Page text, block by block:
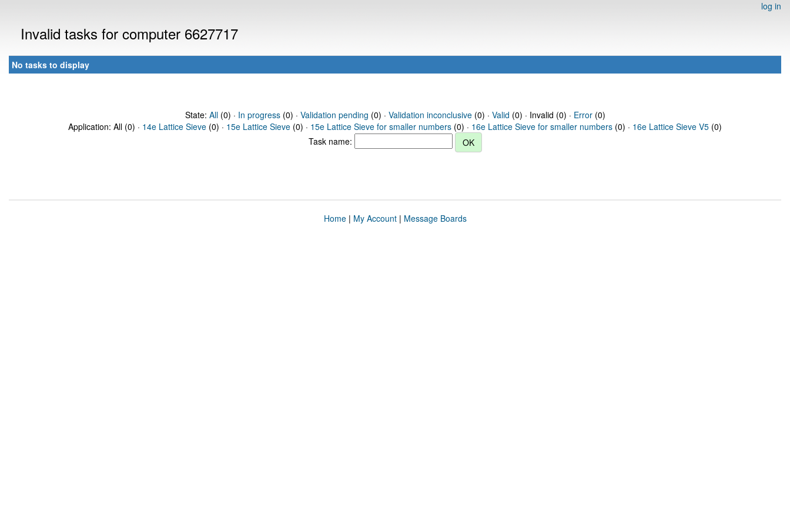
log in
Invalid tasks for computer 6627717
No tasks to display
State: All(0) · In progress(0) · Validation pending (0) · Validation inconclusive(0) · Valid (0) · Invalid (0) · Error(0)
Application: All (0) · 14e Lattice Sieve (0) · 15e Lattice Sieve (0) · 15e Lattice Sieve for smaller numbers (0) · 16e Lattice Sieve for smaller numbers (0) · 16e Lattice Sieve V5 (0)
Task name:
Home| My Account| Message Boards